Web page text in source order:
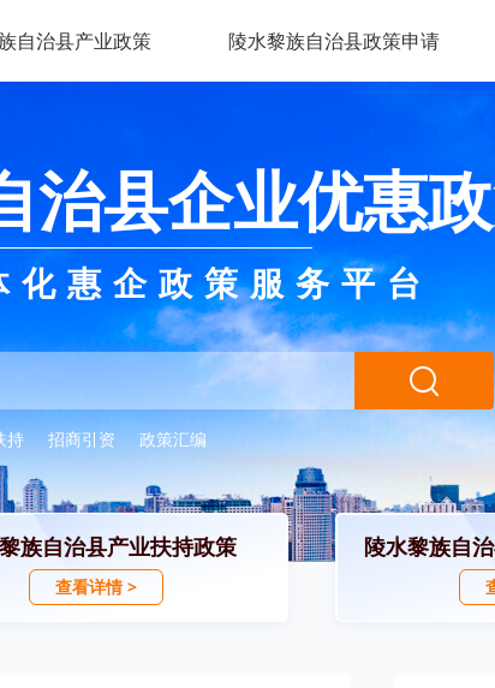
自治县产业政策 陵水黎族自治县政策申请
治县企业优惠
化惠企政策服务平台
持 招商引资 政策汇编
族自治县产业扶持政策
查看详情 >
陵水黎族自